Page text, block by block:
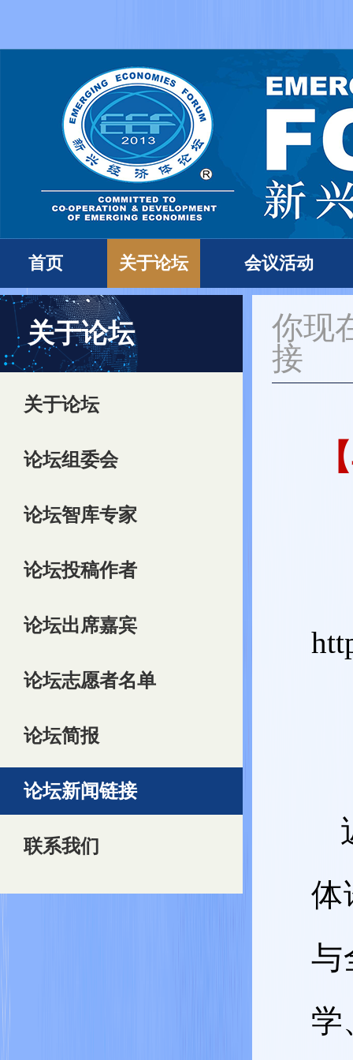
首页 关于论坛 会议活动
关于论坛
关于论坛
论坛组委会
论坛智库专家
论坛投稿作者
论坛出席嘉宾
论坛志愿者名单
论坛简报
论坛新闻链接
联系我们
你现
接
体
与
学